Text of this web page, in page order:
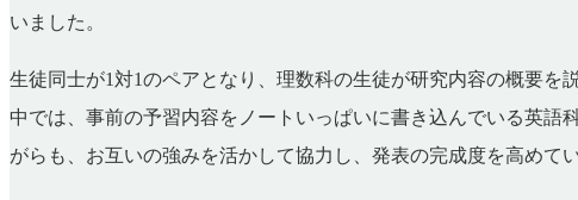
いました。
生徒同士が1対1のペアとなり、理数科の生徒が研究内容の概要
中では、事前の予習内容をノートいっぱいに書き込んでいる英
がらも、お互いの強みを活かして協力し、発表の完成度を高めてい